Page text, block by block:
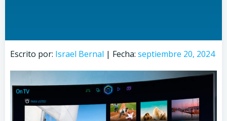
Escrito por: Israel Bernal | Fecha: septiembre 20, 2024